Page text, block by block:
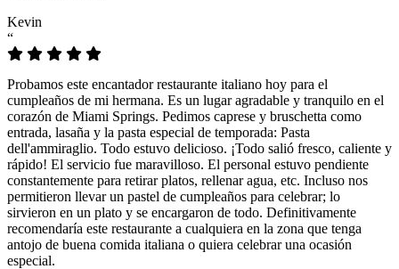
Kevin
“
Probamos este encantador restaurante italiano hoy para el
cumpleaños de mi hermana. Es un lugar agradable y tranquilo en el
corazón de Miami Springs. Pedimos caprese y bruschetta como
entrada, lasaña y la pasta especial de temporada: Pasta
dell'ammiraglio. Todo estuvo delicioso. ¡Todo salió fresco, caliente y
rápido! El servicio fue maravilloso. El personal estuvo pendiente
constantemente para retirar platos, rellenar agua, etc. Incluso nos
permitieron llevar un pastel de cumpleaños para celebrar; lo
sirvieron en un plato y se encargaron de todo. Definitivamente
recomendaría este restaurante a cualquiera en la zona que tenga
antojo de buena comida italiana o quiera celebrar una ocasión
especial.